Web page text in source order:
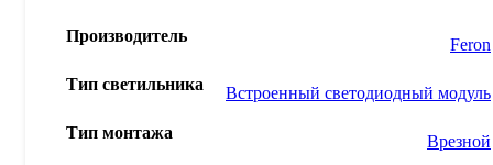
Производитель Feron
Тип светильника Встроенный светодиодный модуль
Тип монтажа Врезной